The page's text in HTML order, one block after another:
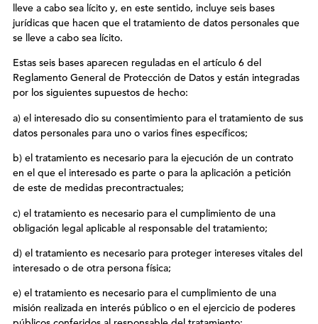
lleve a cabo sea lícito y, en este sentido, incluye seis bases
jurídicas que hacen que el tratamiento de datos personales que
se lleve a cabo sea lícito.
Estas seis bases aparecen reguladas en el artículo 6 del
Reglamento General de Protección de Datos y están integradas
por los siguientes supuestos de hecho:
a) el interesado dio su consentimiento para el tratamiento de sus
datos personales para uno o varios fines específicos;
b) el tratamiento es necesario para la ejecución de un contrato
en el que el interesado es parte o para la aplicación a petición
de este de medidas precontractuales;
c) el tratamiento es necesario para el cumplimiento de una
obligación legal aplicable al responsable del tratamiento;
d) el tratamiento es necesario para proteger intereses vitales del
interesado o de otra persona física;
e) el tratamiento es necesario para el cumplimiento de una
misión realizada en interés público o en el ejercicio de poderes